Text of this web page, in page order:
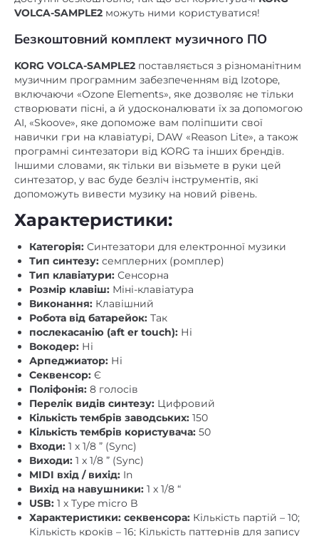
VOLCA-SAMPLE2 можуть ними користуватися!
Безкоштовний комплект музичного ПО
KORG VOLCA-SAMPLE2 поставляється з різноманітним
музичним програмним забезпеченням від Izotope,
включаючи «Ozone Elements», яке дозволяє не тільки
створювати пісні, а й удосконалювати їх за допомогою
AI, «Skoove», яке допоможе вам поліпшити свої
навички гри на клавіатурі, DAW «Reason Lite», а також
програмні синтезатори від KORG та інших брендів.
Іншими словами, як тільки ви візьмете в руки цей
синтезатор, у вас буде безліч інструментів, які
допоможуть вивести музику на новий рівень.
Характеристики:
Категорія: Синтезатори для електронної музики
Тип синтезу: семплерних (ромплер)
Тип клавіатури: Сенсорна
Розмір клавіш: Міні-клавіатура
Виконання: Клавішний
Робота від батарейок: Так
послекасанію (aft er touch): Ні
Вокодер: Ні
Арпеджиатор: Ні
Секвенсор: Є
Поліфонія: 8 голосів
Перелік видів синтезу: Цифровий
Кількість тембрів заводських: 150
Кількість тембрів користувача: 50
Входи: 1 x 1/8 ” (Sync)
Виходи: 1 x 1/8 ” (Sync)
MIDI вхід / вихід: In
Вихід на навушники: 1 x 1/8 “
USB: 1 х Type micro B
Характеристики: секвенсора: Кількість партій – 10;
Кількість кроків – 16; Кількість паттернів для запису